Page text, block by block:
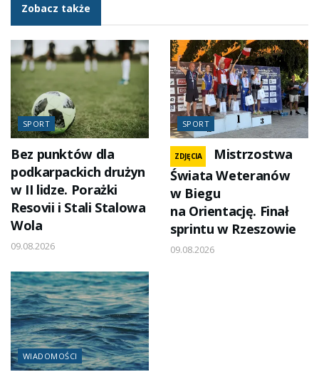
Zobacz także
SPORT
Bez punktów dla
podkarpackich drużyn
w II lidze. Porażki
Resovii i Stali Stalowa
Wola
09.08.2026
SPORT
ZDJĘCIA
Mistrzostwa
Świata Weteranów
w Biegu
na Orientację. Finał
sprintu w Rzeszowie
09.08.2026
WIADOMOŚCI